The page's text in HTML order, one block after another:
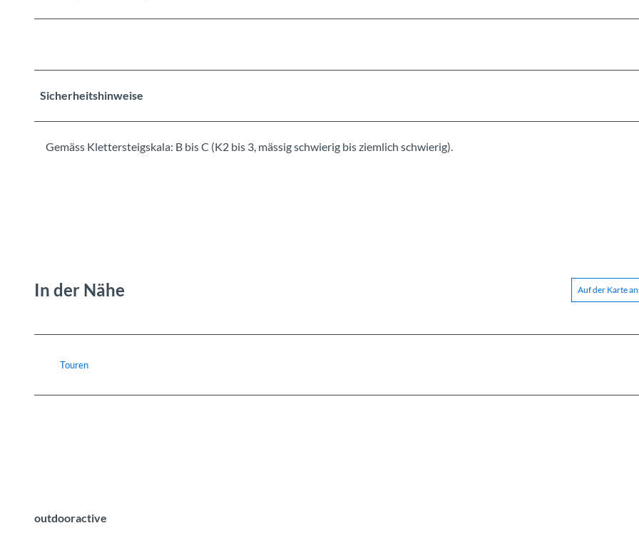
Sicherheitshinweise
Gemäss Klettersteigskala: B bis C (K2 bis 3, mässig schwierig bis ziemlich schwierig).
In der Nähe Auf der Karte
Touren
outdooractive